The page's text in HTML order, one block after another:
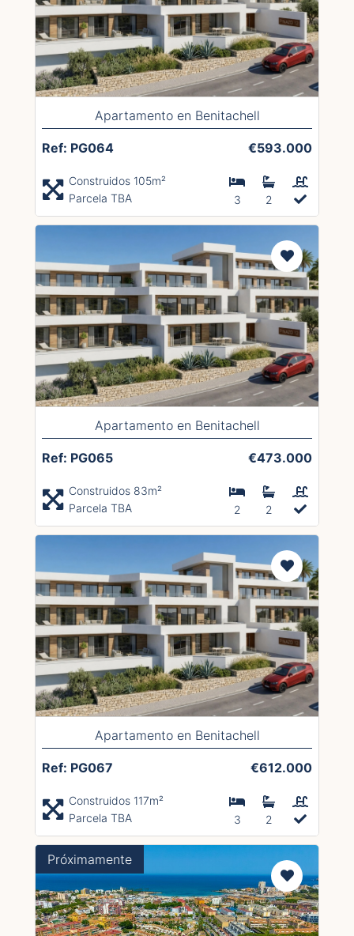
Apartamento en Benitachell
Ref: PG064 €593.000
Construidos 105m²
Parcela TBA
3 2
Apartamento en Benitachell
Ref: PG065 €473.000
Construidos 83m²
Parcela TBA
2 2
Apartamento en Benitachell
Ref: PG067 €612.000
Construidos 117m²
Parcela TBA
3 2
Próximamente